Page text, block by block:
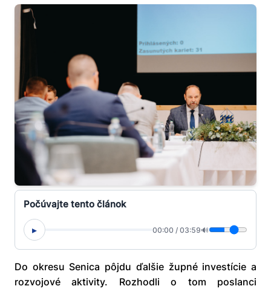
Počúvajte tento článok
▸ 00:00 / 03:59🔊
Do okresu Senica pôjdu ďalšie župné investície a
rozvojové aktivity. Rozhodli o tom poslanci